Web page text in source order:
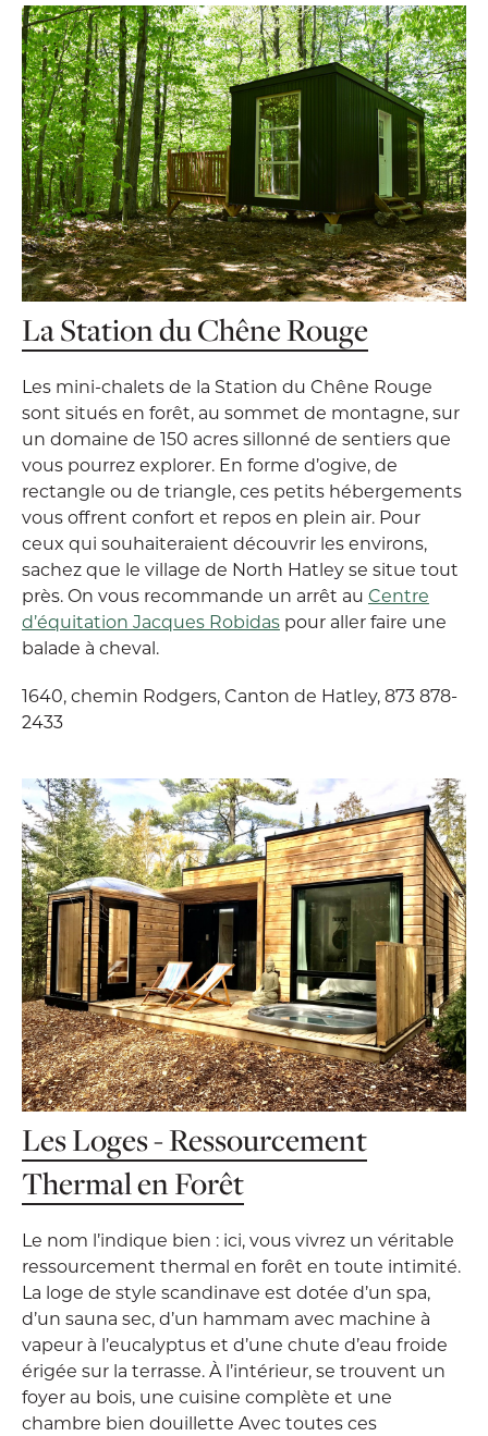
La Station du Chêne Rouge
Les mini-chalets de la Station du Chêne Rouge
sont situés en forêt, au sommet de montagne, sur
un domaine de 150 acres sillonné de sentiers que
vous pourrez explorer. En forme d’ogive, de
rectangle ou de triangle, ces petits hébergements
vous offrent confort et repos en plein air. Pour
ceux qui souhaiteraient découvrir les environs,
sachez que le village de North Hatley se situe tout
près. On vous recommande un arrêt au Centre
d’équitation Jacques Robidas pour aller faire une
balade à cheval.
1640, chemin Rodgers, Canton de Hatley, 873 878-
2433
Les Loges - Ressourcement
Thermal en Forêt
Le nom l’indique bien : ici, vous vivrez un véritable
ressourcement thermal en forêt en toute intimité.
La loge de style scandinave est dotée d’un spa,
d’un sauna sec, d’un hammam avec machine à
vapeur à l’eucalyptus et d’une chute d’eau froide
érigée sur la terrasse. À l’intérieur, se trouvent un
foyer au bois, une cuisine complète et une
chambre bien douillette Avec toutes ces